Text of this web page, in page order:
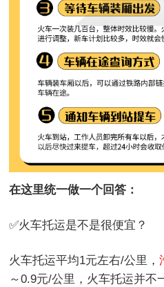
在这里统一做一个回答：
✅火车托运是不是很便宜？
火车托运平均1元左右/公里，
～0.9元/公里，火车托运并不